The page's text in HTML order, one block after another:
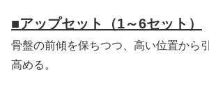
■アップセット（1～6セット）
骨盤の前傾を保ちつつ、高い位置から
高める。